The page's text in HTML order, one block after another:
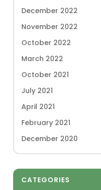
December 2022
November 2022
October 2022
March 2022
October 2021
July 2021
April 2021
February 2021
December 2020
CATEGORIES